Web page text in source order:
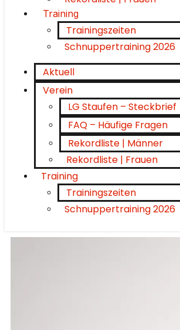
Training
Trainingszeiten
Schnuppertraining 2026
Aktuell
Verein
LG Staufen – Steckbrief
FAQ – Häufige Fragen
Rekordliste | Männer
Rekordliste | Frauen
Training
Trainingszeiten
Schnuppertraining 2026